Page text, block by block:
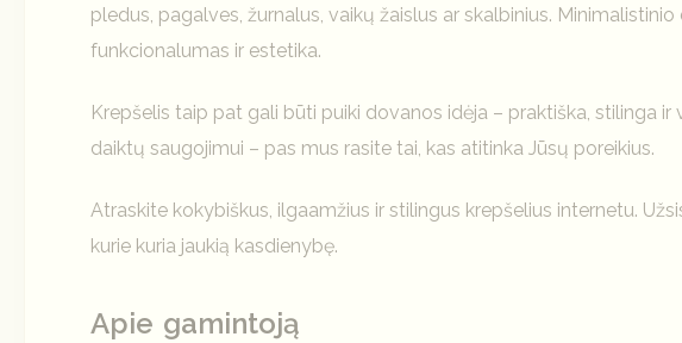
pledus, pagalves, žurnalus, vaikų žaislus ar skalbinius.
funkcionalumas ir estetika.
Krepšelis taip pat gali būti puiki dovanos idėja – praktiška, stilinga
daiktų saugojimui – pas mus rasite tai, kas atitinka Jūsų poreikius.
Atraskite kokybiškus, ilgaamžius ir stilingus krepšelius internetu.
kurie kuria jaukią kasdienybę.
Apie gamintoją